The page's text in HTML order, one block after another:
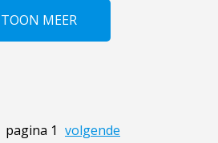
TOON MEER
pagina 1 volgende